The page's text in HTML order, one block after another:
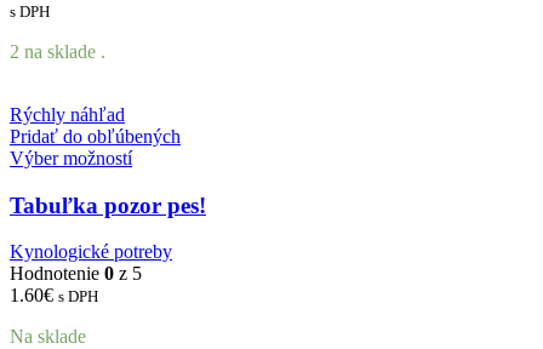
s DPH
2 na sklade .
Rýchly náhľad
Pridať do obľúbených
Výber možností
Tabuľka pozor pes!
Kynologické potreby
Hodnotenie 0 z 5
1.60€ s DPH
Na sklade